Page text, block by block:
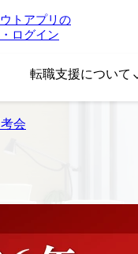
トアプリの
ログイン
転職支援について
会